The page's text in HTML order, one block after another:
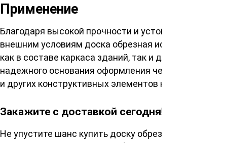
Применение
Благодаря высокой прочности и устойчивости к
внешним условиям доска обрезная используется
как в составе каркаса зданий, так и для реализации
надежного основания оформления черновых полов
и других конструктивных элементов кровли.
Закажите с доставкой сегодня!
Не упустите шанс купить доску обрезную